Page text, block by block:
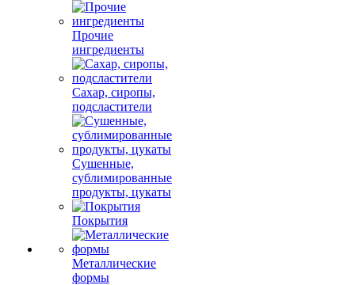
Прочие
ингредиенты
Сахар, сиропы,
подсластители
Сушенные,
сублимированные
продукты, цукаты
Покрытия
Металлические
формы